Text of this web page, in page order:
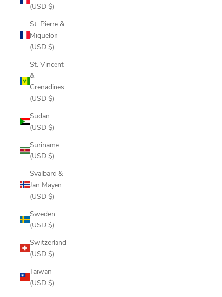
(USD $)
St. Pierre &
Miquelon
(USD $)
St. Vincent
&
Grenadines
(USD $)
Sudan
(USD $)
Suriname
(USD $)
Svalbard &
Jan Mayen
(USD $)
Sweden
(USD $)
Switzerland
(USD $)
Taiwan
(USD $)